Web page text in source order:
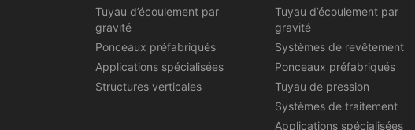
Tuyau d’écoulement par
gravité
Ponceaux préfabriqués
Applications spécialisées
Structures verticales
Tuyau d’écoulement par
gravité
Systèmes de revêtement
Ponceaux préfabriqués
Tuyau de pression
Systèmes de traitement
Applications spécialisées